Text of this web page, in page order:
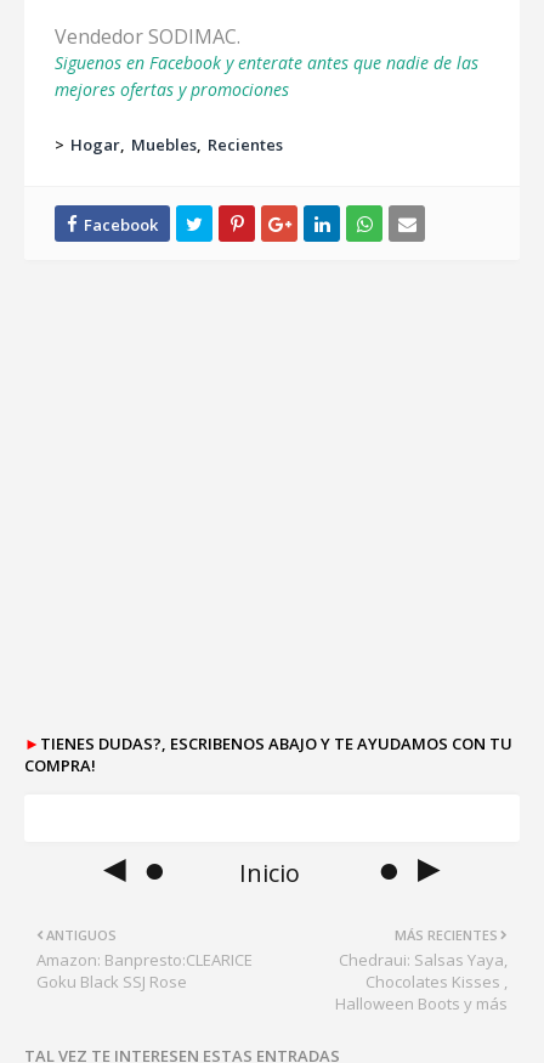
Vendedor SODIMAC.
Siguenos en Facebook y enterate antes que nadie de las
mejores ofertas y promociones
> Hogar Muebles Recientes
► TIENES DUDAS?, ESCRIBENOS ABAJO Y TE AYUDAMOS CON TU
COMPRA!
◄ ● Inicio ● ►
MÁS RECIENTES
Chedraui: Salsas Yaya,
Chocolates Kisses ,
Halloween Boots y más
ANTIGUOS
Amazon: Banpresto:CLEARICE
Goku Black SSJ Rose
TAL VEZ TE INTERESEN ESTAS ENTRADAS